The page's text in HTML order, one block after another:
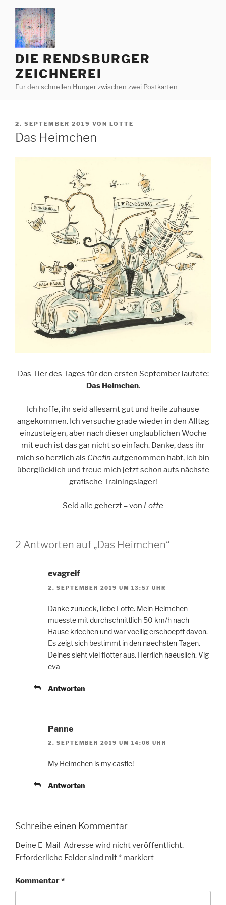
Zum
Inhalt
springen
DIE RENDSBURGER
ZEICHNEREI
Für den schnellen Hunger zwischen zwei Postkarten
VERÖFFENTLICHT
AM
2. SEPTEMBER 2019 VON LOTTE
Das Heimchen
Das Tier des Tages für den ersten September lautete:
Das Heimchen.
Ich hoffe, ihr seid allesamt gut und heile zuhause
angekommen. Ich versuche grade wieder in den Alltag
einzusteigen, aber nach dieser unglaublichen Woche
mit euch ist das gar nicht so einfach. Danke, dass ihr
mich so herzlich als Chefin aufgenommen habt, ich bin
überglücklich und freue mich jetzt schon aufs nächste
grafische Trainingslager!
Seid alle geherzt – von Lotte
2 Antworten auf „Das Heimchen“
evagreif
2. SEPTEMBER 2019 UM 13:57 UHR
Danke zurueck, liebe Lotte. Mein Heimchen
muesste mit durchschnittlich 50 km/h nach
Hause kriechen und war voellig erschoepft davon.
Es zeigt sich bestimmt in den naechsten Tagen.
Deines sieht viel flotter aus. Herrlich haeuslich. Vlg
eva
Antworten
Panne
2. SEPTEMBER 2019 UM 14:06 UHR
My Heimchen is my castle!
Antworten
Schreibe einen Kommentar
Deine E-Mail-Adresse wird nicht veröffentlicht.
Erforderliche Felder sind mit* markiert
Kommentar*